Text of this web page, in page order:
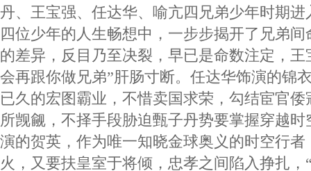
丹、王宝强、任达华、喻亢四兄弟少年时期
四位少年的人生畅想中，一步步揭开了兄弟
的差异，反目乃至决裂，早已是命数注定，王
会再跟你做兄弟”肝肠寸断。任达华饰演的锦
已久的宏图霸业，不惜卖国求荣，勾结宦官
所觊觎，不择手段胁迫甄子丹势要掌握穿越
演的贺英，作为唯一知晓金球奥义的时空行
火，又要扶皇室于将倾，忠孝之间陷入挣扎，